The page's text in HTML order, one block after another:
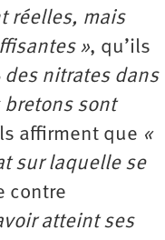
réelles, mais
», qu’ils
des nitrates dans
bretons sont
affirment que «
sur laquelle se
contre
atteint ses